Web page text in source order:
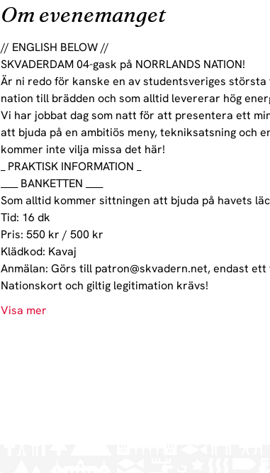
Om evenemanget
// ENGLISH BELOW //
SKVADERDAM 04-gask på NORRLANDS NATION!
Är ni redo för kanske en av studentsveriges
nation till brädden och som alltid levererar hög
Vi har jobbat dag som natt för att presentera ett
att bjuda på en ambitiös meny, tekniksatsning och
kommer inte vilja missa det här!
_ PRAKTISK INFORMATION _
____ BANKETTEN ____
Som alltid kommer sittningen att bjuda på havets
Tid: 16 dk
Pris: 550 kr / 500 kr
Klädkod: Kavaj
Anmälan: Görs till patron@skvadern.net, endast
Nationskort och giltig legitimation krävs!
Visa mer